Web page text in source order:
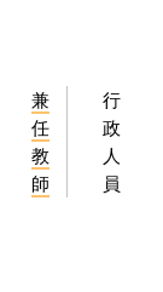
兼
任
教
師
行
政
人
員